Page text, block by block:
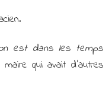
est dans les temps
qui avait d’autres